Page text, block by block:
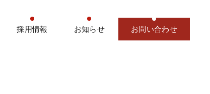
採用情報 お知らせ お問い合わせ